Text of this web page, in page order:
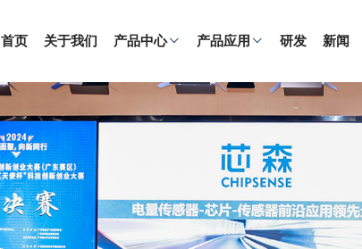
首页 关于我们 产品中心 产品应用 研发 新闻